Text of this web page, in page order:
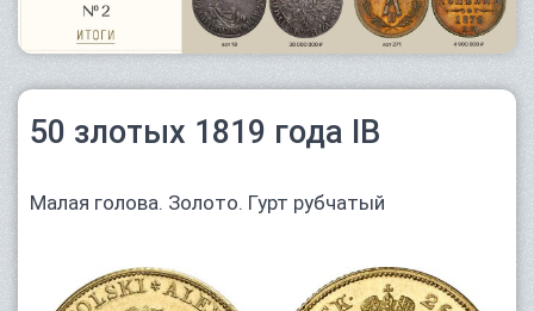
50 злотых 1819 года IB
Малая голова. Золото. Гурт рубчатый